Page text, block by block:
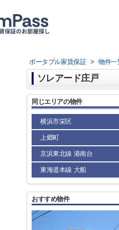
ポータブル家賃保証 > 物件一
ソレアード庄戸
同じエリアの物件
横浜市栄区
上郷町
京浜東北線 港南台
東海道本線 大船
おすすめ物件